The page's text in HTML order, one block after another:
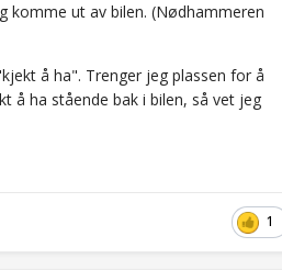
komme ut av bilen. (Nødhammeren
å ha". Trenger jeg plassen for å
å ha stående bak i bilen, så vet jeg
1